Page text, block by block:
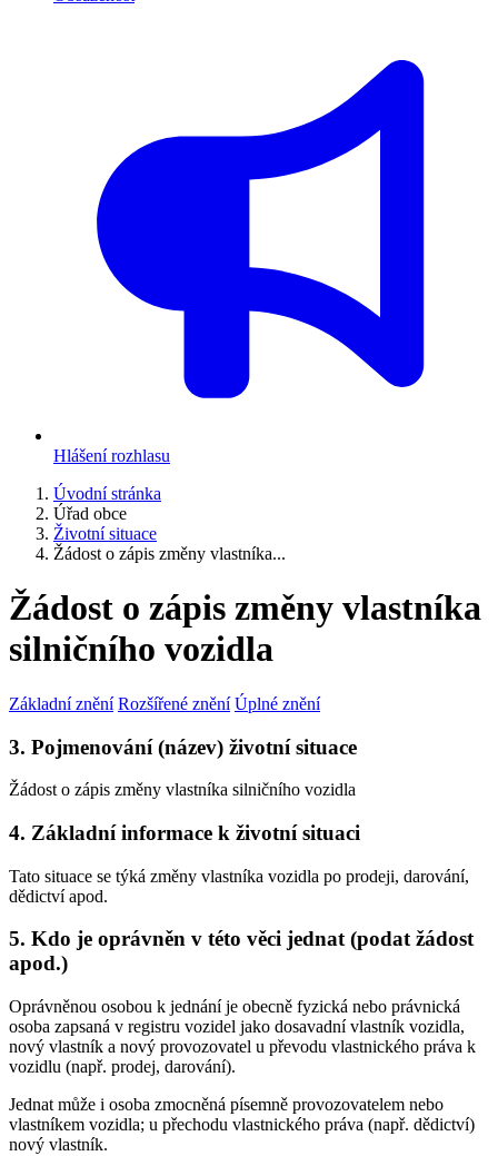
Hlášení rozhlasu
Úvodní stránka
Úřad obce
Životní situace
Žádost o zápis změny vlastníka...
Žádost o zápis změny vlastníka
silničního vozidla
Základní znění Rozšířené znění Úplné znění
3. Pojmenování (název) životní situace
Žádost o zápis změny vlastníka silničního vozidla
4. Základní informace k životní situaci
Tato situace se týká změny vlastníka vozidla po prodeji, darování,
dědictví apod.
5. Kdo je oprávněn v této věci jednat (podat žádost
apod.)
Oprávněnou osobou k jednání je obecně fyzická nebo právnická
osoba zapsaná v registru vozidel jako dosavadní vlastník vozidla,
nový vlastník a nový provozovatel u převodu vlastnického práva k
vozidlu (např. prodej, darování).
Jednat může i osoba zmocněná písemně provozovatelem nebo
vlastníkem vozidla; u přechodu vlastnického práva (např. dědictví)
nový vlastník.